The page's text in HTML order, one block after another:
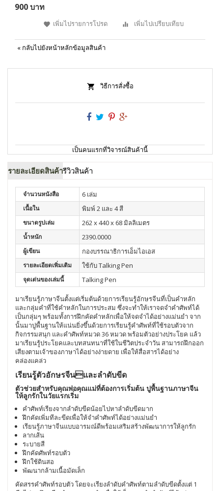
900 บาท
เพิ่มไปรายการโปรด เพิ่มไปเปรียบเทียบ
« กลับไปยังหน้าหลักข้อมูลสินค้า
วิธีการสั่งซื้อ
เป็นคนแรกที่วิจารณ์สินค้านี้
รายละเอียดสินค้ารีวิวสินค้า
จำนวนหนังสือ 6 เล่ม
เนื้อใน พิมพ์ 2 และ 4 สี
ขนาดรูปเล่ม 262 x 440 x 68 มิลลิเมตร
น้ำหนัก 2390.0000
ผู้เขียน กองบรรณาธิการเอ็มไอเอส
รายละเอียดเพิ่มเติม ใช้กับ Talking Pen
จุดเด่นของเล่มนี้ Talking Pen
มาเรียนรู้ภาษาจีนตั้งแต่เริ่มต้นด้วยการเรียนรู้อักษรจีนที่เป็นคำหลัก
และกลุ่มคำที่ใช้คำหลักในการประสม ซึ่งจะทำให้เราจดจำคำศัพท์ได้
เป็นกลุ่มๆ พร้อมทั้งการฝึกคัดคำหลักเพื่อให้จดจำได้อย่างแม่นยำ จาก
นั้นมาปูพื้นฐานให้แน่นยิ่งขึ้นด้วยการเรียนรู้คำศัพท์ที่ใช้รอบตัวจาก
กิจกรรมสนุก และคำศัพท์หมวด 36 หมวด พร้อมตัวอย่างประโยค แล้ว
มาเรียนรู้ประโยคและบทสนทนาที่ใช้ในชีวิตประจำวัน สามารถฝึกออก
เสียงตามเจ้าของภาษาได้อย่างง่ายดาย เพื่อให้สื่อสารได้อย่าง
คล่องแคล่ว
เรียนรู้ตัวอักษรจีนและลำดับขีด
ตัวช่วยสำหรับคุณพ่อคุณแม่ที่ต้องการเริ่มต้น ปูพื้นฐานภาษาจีน
ให้ลูกรักในวัยแรกเริ่ม
คำศัพท์เรียงจากลำดับขีดน้อยไปหาลำดับขีดมาก
ฝึกคัดเพิ่มทีละขีดเพื่อให้จำคำศัพท์ได้อย่างแม่นยำ
เรียนรู้ภาษาจีนแบบอารมณ์ดีพร้อมเสริมสร้างพัฒนาการให้ลูกรัก
ลากเส้น
ระบายสี
ฝึกคัดศัพท์รอบตัว
ฝึกใช้ดินสอ
พัฒนากล้ามเนื้อมัดเล็ก
คัดสรรคำศัพท์รอบตัว โดยจะเรียงลำดับคำศัพท์ตามลำดับขีดตั้งแต่ 1